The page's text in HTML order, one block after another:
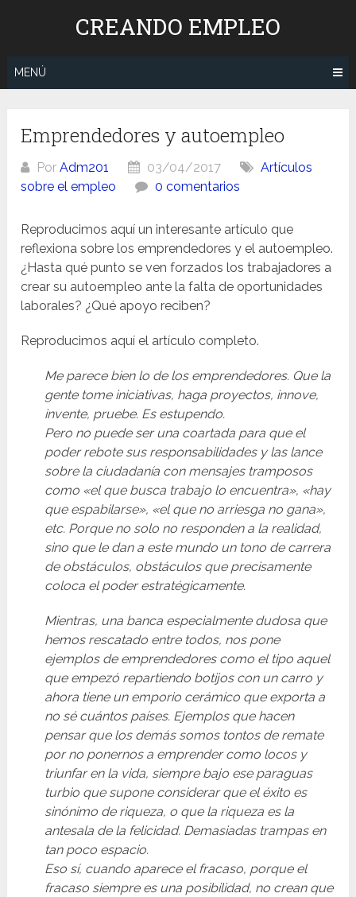
CREANDO EMPLEO
MENÚ
Emprendedores y autoempleo
PorAdm201 03/04/2017
Artículos
sobre el empleo
0 comentarios
Reproducimos aquí un interesante artículo que
reflexiona sobre los emprendedores y el autoempleo.
¿Hasta qué punto se ven forzados los trabajadores a
crear su autoempleo ante la falta de oportunidades
laborales? ¿Qué apoyo reciben?
Reproducimos aquí el artículo completo.
Me parece bien lo de los emprendedores. Que la
gente tome iniciativas, haga proyectos, innove,
invente, pruebe. Es estupendo.
Pero no puede ser una coartada para que el
poder rebote sus responsabilidades y las lance
sobre la ciudadanía con mensajes tramposos
como «el que busca trabajo lo encuentra», «hay
que espabilarse», «el que no arriesga no gana»,
etc. Porque no solo no responden a la realidad,
sino que le dan a este mundo un tono de carrera
de obstáculos, obstáculos que precisamente
coloca el poder estratégicamente.
Mientras, una banca especialmente dudosa que
hemos rescatado entre todos, nos pone
ejemplos de emprendedores como el tipo aquel
que empezó repartiendo botijos con un carro y
ahora tiene un emporio cerámico que exporta a
no sé cuántos países. Ejemplos que hacen
pensar que los demás somos tontos de remate
por no ponernos a emprender como locos y
triunfar en la vida, siempre bajo ese paraguas
turbio que supone considerar que el éxito es
sinónimo de riqueza, o que la riqueza es la
antesala de la felicidad. Demasiadas trampas en
tan poco espacio.
Eso sí, cuando aparece el fracaso, porque el
fracaso siempre es una posibilidad, no crean que